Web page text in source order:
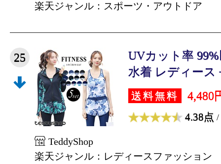
楽天ジャンル：スポーツ・アウトドア
25
UVカット率
水着 レディース
送料無料 4,480
4.38点 /
TeddyShop
楽天ジャンル：レディースファッション